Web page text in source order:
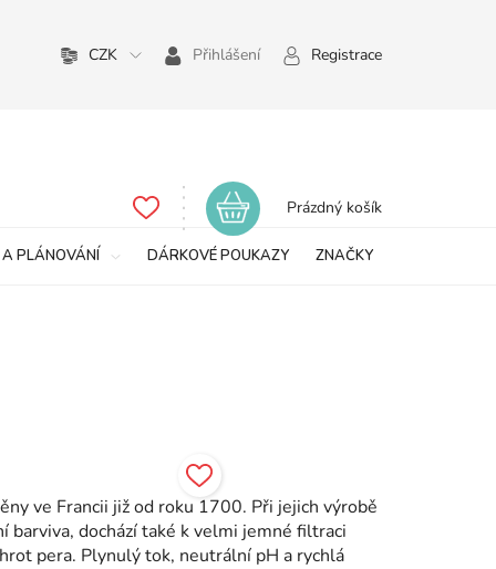
CZK Přihlášení Registrace
Nákupní
Prázdný košík
PLÁNOVÁNÍ DÁRKOVÉ POUKAZY ZNAČKY
ve Francii již od roku 1700. Při jejich výrobě
barviva, dochází také k velmi jemné filtraci
pera. Plynulý tok, neutrální pH a rychlá